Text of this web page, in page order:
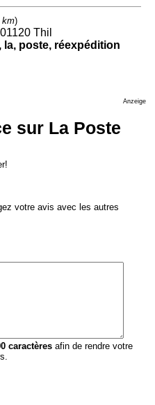
km)
Thil
poste, réexpédition
Anzeige
sur La Poste
votre avis avec les autres
caractères afin de rendre votre